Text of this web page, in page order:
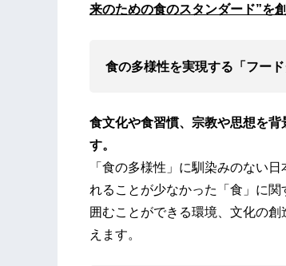
来のための食のスタンダード”を
食の多様性を実現する「フー
食文化や食習慣、宗教や思想を
す。
「食の多様性」に馴染みのない
れることが少なかった「食」に
囲むことができる環境、文化の
えます。